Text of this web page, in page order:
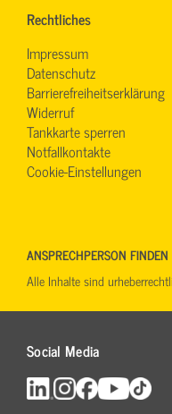
Rechtliches
Impressum
Datenschutz
Barrierefreiheitserklärung
Widerruf
Tankkarte sperren
Notfallkontakte
Cookie-Einstellungen
Social Media
ANSPRECHPERSON FINDEN
Alle Inhalte sind